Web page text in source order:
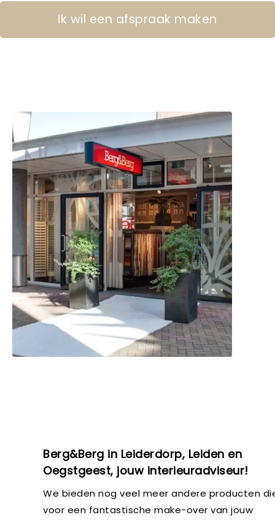
Ik wil een afspraak maken
Berg&Berg in Leiderdorp, Leiden en
Oegstgeest, jouw interieuradviseur!
We bieden nog veel meer andere producten
voor een fantastische make-over van jouw